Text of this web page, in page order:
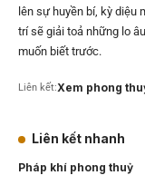
lên sự huyền bí, kỳ diệu
trí sẽ giải toả những lo
muốn biết trước.
Liên kết:Xem phong
Liên kết nhanh
Pháp khí phong thuỷ